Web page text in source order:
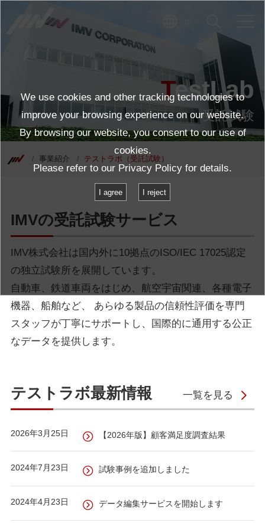
TestLab
受託試験
事業紹介 テストラボ（受託試験）
IMVの受託試験サービス
IMV株式会社は国内外に10拠点のISO/IEC 17025認定
の独立試験所を展開しています。
自動車、鉄道車両をはじめ、航空宇宙関連、各種電子
機器、船舶など、
あらゆる製品の信頼性評価を専門
スタッフが丁寧にサポートし、国際的に通用する公正
なデータを提供します。
テストラボ最新情報 一覧を見る
2026年3月25日 【2026年版】顧客満足度調査結果
2024年7月23日 試験事例を追加しました
2024年4月23日 データ編集サービスを開始します
We use cookies and other tracking technologies to
improve your browsing experience on our website.
By browsing our website, you consent to our use of
cookies.
Please refer to our Privacy Policy for details.
I agree I reject